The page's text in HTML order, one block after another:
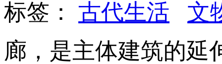
标签： 古代生活
文
廊，是主体建筑的延